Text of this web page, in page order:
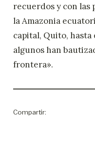
recuerdos y con las
la Amazonia
capital, Quito, hasta
algunos han
frontera».
Compartir: